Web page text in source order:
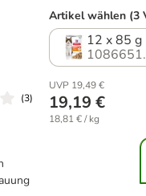
(3)
Artikel wählen (3
12 x 85 g
UVP 19,49 €
19,19 €
18,81 € / kg